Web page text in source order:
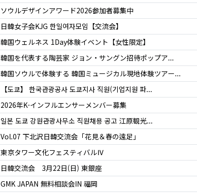
ソウルデザインアワード2026参加者募集中
日韓女子会KJG 한일여자모임【交流会】
韓国ウェルネス 1Day体験イベント【女性限定】
韓国を代表する陶芸家 ジョン・サングン招待ポップア...
韓国ソウルで体験する 韓国ミュージカル現地体験ツアー...
【도쿄】 한국관광공사 도쿄지사 직원(기업지원 파...
2026年K-インフルエンサーメンバー募集
일본 도쿄 강원관광사무소 직원채용 공고 江原観光...
Vol.07 下北沢日韓交流会「花見＆春の遠足」
東京タワー文化フェスティバルⅣ
日韓交流会 3月22日(日) 東銀座
GMK JAPAN 無料相談会IN 福岡